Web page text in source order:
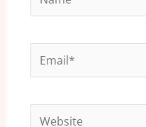
Email*
Website